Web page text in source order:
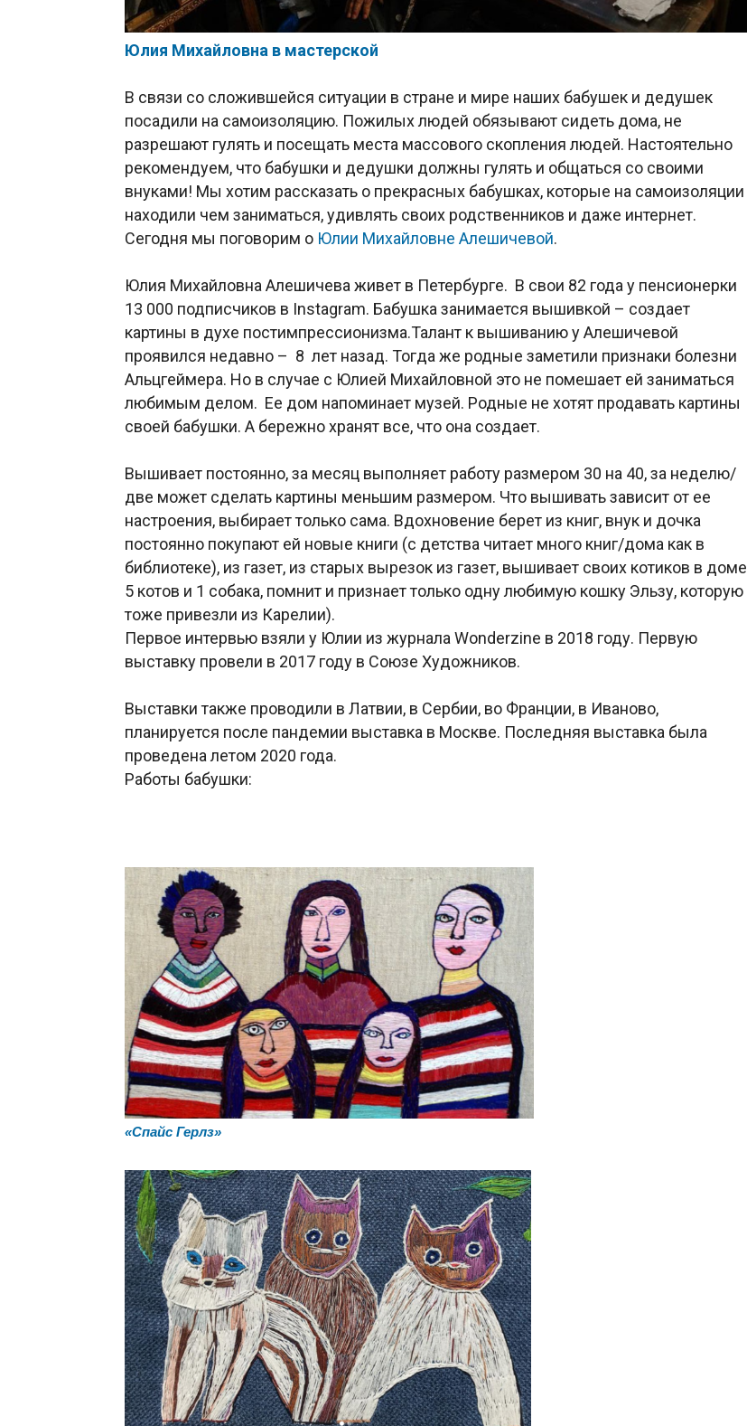
Юлия Михайловна в мастерской
В связи со сложившейся ситуации в стране и мире наших бабушек и дедушек
посадили на самоизоляцию. Пожилых людей обязывают сидеть дома, не
разрешают гулять и посещать места массового скопления людей. Настоятельно
рекомендуем, что бабушки и дедушки должны гулять и общаться со своими
внуками! Мы хотим рассказать о прекрасных бабушках, которые на самоизоляции
находили чем заниматься, удивлять своих родственников и даже интернет.
Сегодня мы поговорим о Юлии Михайловне Алешичевой.
Юлия Михайловна Алешичева живет в Петербурге. В свои 82 года у пенсионерки
13 000 подписчиков в Instagram. Бабушка занимается вышивкой – создает
картины в духе постимпрессионизма.Талант к вышиванию у Алешичевой
проявился недавно – 8 лет назад. Тогда же родные заметили признаки болезни
Альцгеймера. Но в случае с Юлией Михайловной это не помешает ей заниматься
любимым делом. Ее дом напоминает музей. Родные не хотят продавать картины
своей бабушки. А бережно хранят все, что она создает.
Вышивает постоянно, за месяц выполняет работу размером 30 на 40, за неделю/
две может сделать картины меньшим размером. Что вышивать зависит от ее
настроения, выбирает только сама. Вдохновение берет из книг, внук и дочка
постоянно покупают ей новые книги (с детства читает много книг/дома как в
библиотеке), из газет, из старых вырезок из газет, вышивает своих котиков в доме
5 котов и 1 собака, помнит и признает только одну любимую кошку Эльзу, которую
тоже привезли из Карелии).
Первое интервью взяли у Юлии из журнала Wonderzine в 2018 году. Первую
выставку провели в 2017 году в Союзе Художников.
Выставки также проводили в Латвии, в Сербии, во Франции, в Иваново,
планируется после пандемии выставка в Москве. Последняя выставка была
проведена летом 2020 года.
Работы бабушки:
«Спайс Герлз»